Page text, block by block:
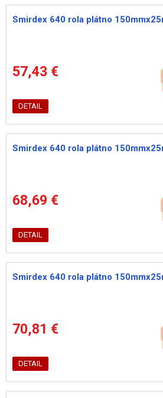
Smirdex 640 rola plátno
57,43 €
DETAIL
Smirdex 640 rola plátno
68,69 €
DETAIL
Smirdex 640 rola plátno
70,81 €
DETAIL